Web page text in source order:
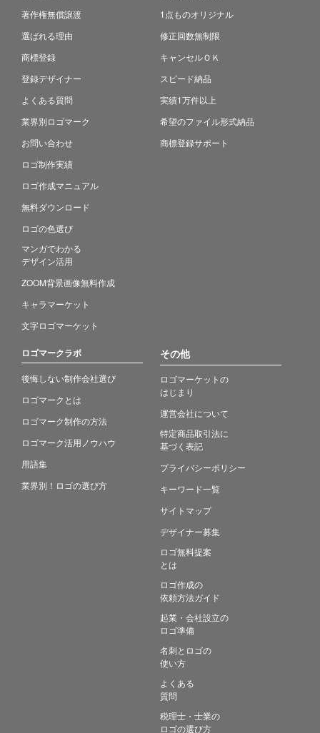
著作権無償譲渡
選ばれる理由
商標登録
登録デザイナー
よくある質問
業界別ロゴマーク
お問い合わせ
ロゴ制作実績
ロゴ作成マニュアル
無料ダウンロード
ロゴの色選び
マンガでわかる
デザイン活用
ZOOM背景画像無料作成
キャラマーケット
文字ロゴマーケット
1点ものオリジナル
修正回数無制限
キャンセルＯＫ
スピード納品
実績1万件以上
希望のファイル形式納品
商標登録サポート
ロゴマークラボ
後悔しない制作会社選び
ロゴマークとは
ロゴマーク制作の方法
ロゴマーク活用ノウハウ
用語集
業界別！ロゴの選び方
その他
ロゴマーケットの
はじまり
運営会社について
特定商品取引法に
基づく表記
プライバシーポリシー
キーワード一覧
サイトマップ
デザイナー募集
ロゴ無料提案
とは
ロゴ作成の
依頼方法ガイド
起業・会社設立の
ロゴ準備
名刺とロゴの
使い方
よくある
質問
税理士・士業の
ロゴの選び方